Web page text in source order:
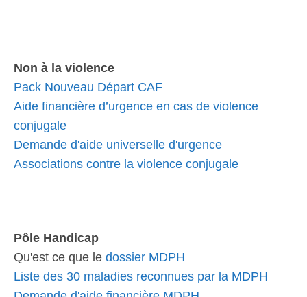
Non à la violence
Pack Nouveau Départ CAF
Aide financière d’urgence en cas de violence
conjugale
Demande d'aide universelle d'urgence
Associations contre la violence conjugale
Pôle Handicap
Qu'est ce que le dossier MDPH
Liste des 30 maladies reconnues par la MDPH